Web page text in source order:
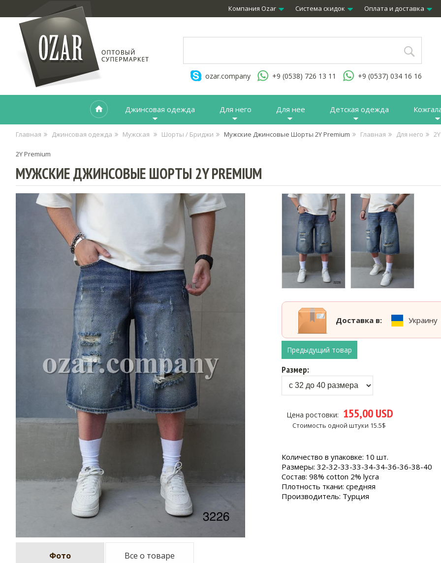
Компания Ozar Система скидок Оплата и доставка
ozar.company +9 (0538) 726 13 11 +9 (0537) 034 16 16
Джинсовая одежда Для него Для нее Детская одежда
Главная Джинсовая одежда Мужская Шорты / Бриджи Мужские Джинсовые Шорты 2Y Premium Главная Для него
2Y Premium
МУЖСКИЕ ДЖИНСОВЫЕ ШОРТЫ 2Y PREMIUM
Доставка в: Украину
Предыдущий товар
Размер:
Цена ростовки: 155,00 USD
Стоимость одной штуки 15.5$
Количество в упаковке: 10 шт.
Размеры: 32-32-33-33-34-34-36-36-38-40
Состав: 98% cotton 2% lycra
Плотность ткани: средняя
Производитель: Турция
Фото Все о товаре